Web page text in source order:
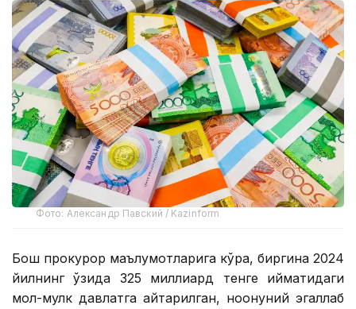
Фото: Александр Павский / Kazinform
Бош прокурор маълумотларига кўра, биргина 2024
йилнинг ўзида 325 миллиард тенге қийматидаги
мол-мулк давлатга қайтарилган, ноқонуний эгаллаб